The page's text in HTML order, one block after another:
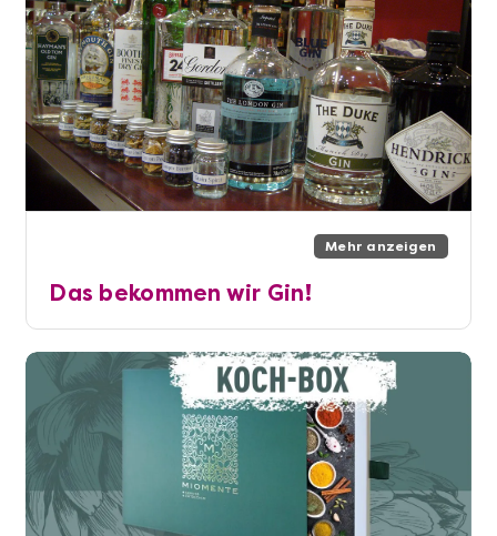
Mehr anzeigen
Das bekommen wir Gin!